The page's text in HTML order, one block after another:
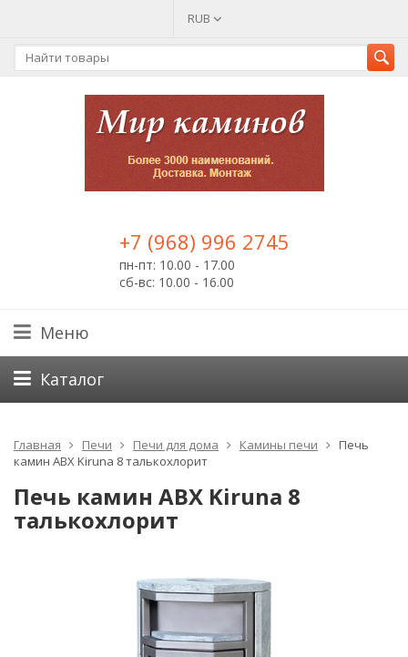
RUB
+7 (968) 996 2745
пн-пт: 10.00 - 17.00
сб-вс: 10.00 - 16.00
Меню
Каталог
Главная Печи Печи для дома Камины печи
Печь
камин ABX Kiruna 8 талькохлорит
Печь камин ABX Kiruna 8
талькохлорит